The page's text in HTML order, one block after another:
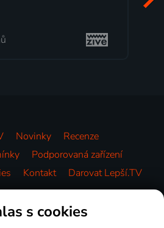
Novinky
Recenze
Podporovaná zařízení
Kontakt Darovat Lepší.TV
Videotéka
s cookies